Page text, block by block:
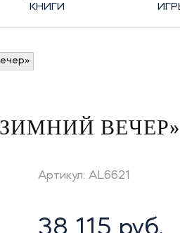
КНИГИ
ВЕЧЕР»
Артикул: AL6621